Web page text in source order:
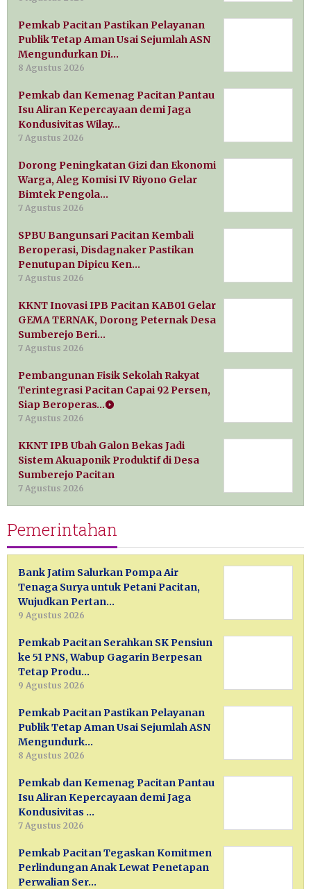
Pemkab Pacitan Pastikan Pelayanan
Publik Tetap Aman Usai Sejumlah ASN
Mengundurkan Di…
8 Agustus 2026
Pemkab dan Kemenag Pacitan Pantau
Isu Aliran Kepercayaan demi Jaga
Kondusivitas Wilay…
7 Agustus 2026
Dorong Peningkatan Gizi dan Ekonomi
Warga, Aleg Komisi IV Riyono Gelar
Bimtek Pengola…
7 Agustus 2026
SPBU Bangunsari Pacitan Kembali
Beroperasi, Disdagnaker Pastikan
Penutupan Dipicu Ken…
7 Agustus 2026
KKNT Inovasi IPB Pacitan KAB01 Gelar
GEMA TERNAK, Dorong Peternak Desa
Sumberejo Beri…
7 Agustus 2026
Pembangunan Fisik Sekolah Rakyat
Terintegrasi Pacitan Capai 92 Persen,
Siap Beroperas…
7 Agustus 2026
KKNT IPB Ubah Galon Bekas Jadi
Sistem Akuaponik Produktif di Desa
Sumberejo Pacitan
7 Agustus 2026
Pemerintahan
Bank Jatim Salurkan Pompa Air
Tenaga Surya untuk Petani Pacitan,
Wujudkan Pertan…
9 Agustus 2026
Pemkab Pacitan Serahkan SK Pensiun
ke 51 PNS, Wabup Gagarin Berpesan
Tetap Produ…
9 Agustus 2026
Pemkab Pacitan Pastikan Pelayanan
Publik Tetap Aman Usai Sejumlah ASN
Mengundurk…
8 Agustus 2026
Pemkab dan Kemenag Pacitan Pantau
Isu Aliran Kepercayaan demi Jaga
Kondusivitas …
7 Agustus 2026
Pemkab Pacitan Tegaskan Komitmen
Perlindungan Anak Lewat Penetapan
Perwalian Ser…